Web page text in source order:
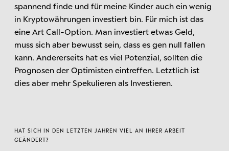
spannend finde und für meine Kinder auch ein wenig
in Kryptowährungen investiert bin. Für mich ist das
eine Art Call-Option. Man investiert etwas Geld,
muss sich aber bewusst sein, dass es gen null fallen
kann. Andererseits hat es viel Potenzial, sollten die
Prognosen der Optimisten eintreffen. Letztlich ist
dies aber mehr Spekulieren als Investieren.
HAT SICH IN DEN LETZTEN JAHREN VIEL AN IHRER ARBEIT
GEÄNDERT?